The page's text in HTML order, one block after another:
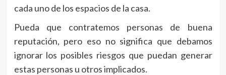
cada uno de los espacios de la casa.
Pueda que contratemos personas de buena
reputación, pero eso no significa que debamos
ignorar los posibles riesgos que puedan generar
estas personas u otros implicados.